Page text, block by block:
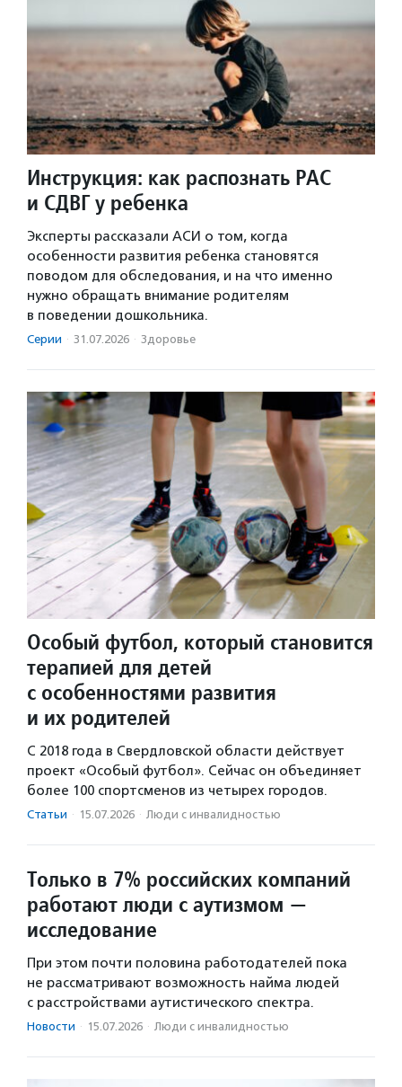
Инструкция: как распознать РАС
и СДВГ у ребенка
Эксперты рассказали АСИ о том, когда
особенности развития ребенка становятся
поводом для обследования, и на что именно
нужно обращать внимание родителям
в поведении дошкольника.
Серии · 31.07.2026 · Здоровье
Особый футбол, который становится
терапией для детей
с особенностями развития
и их родителей
С 2018 года в Свердловской области действует
проект «Особый футбол». Сейчас он объединяет
более 100 спортсменов из четырех городов.
Статьи · 15.07.2026 · Люди с инвалидностью
Только в 7% российских компаний
работают люди с аутизмом —
исследование
При этом почти половина работодателей пока
не рассматривают возможность найма людей
с расстройствами аутистического спектра.
Новости · 15.07.2026 · Люди с инвалидностью